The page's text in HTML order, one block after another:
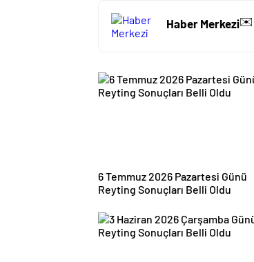
Haber Merkezi✉️
6 Temmuz 2026 Pazartesi Günü
Reyting Sonuçları Belli Oldu